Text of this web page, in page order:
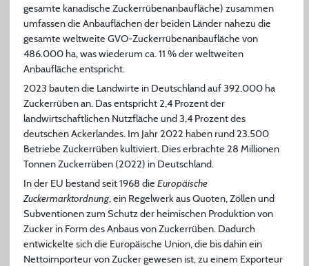
gesamte kanadische Zuckerrübenanbaufläche) zusammen
umfassen die Anbauflächen der beiden Länder nahezu die
gesamte weltweite GVO-Zuckerrübenanbaufläche von
486.000 ha, was wiederum ca. 11 % der weltweiten
Anbaufläche entspricht.
2023 bauten die Landwirte in Deutschland auf 392.000 ha
Zuckerrüben an. Das entspricht 2,4 Prozent der
landwirtschaftlichen Nutzfläche und 3,4 Prozent des
deutschen Ackerlandes. Im Jahr 2022 haben rund 23.500
Betriebe Zuckerrüben kultiviert. Dies erbrachte 28 Millionen
Tonnen Zuckerrüben (2022) in Deutschland.
In der EU bestand seit 1968 die Europäische
Zuckermarktordnung, ein Regelwerk aus Quoten, Zöllen und
Subventionen zum Schutz der heimischen Produktion von
Zucker in Form des Anbaus von Zuckerrüben. Dadurch
entwickelte sich die Europäische Union, die bis dahin ein
Nettoimporteur von Zucker gewesen ist, zu einem Exporteur